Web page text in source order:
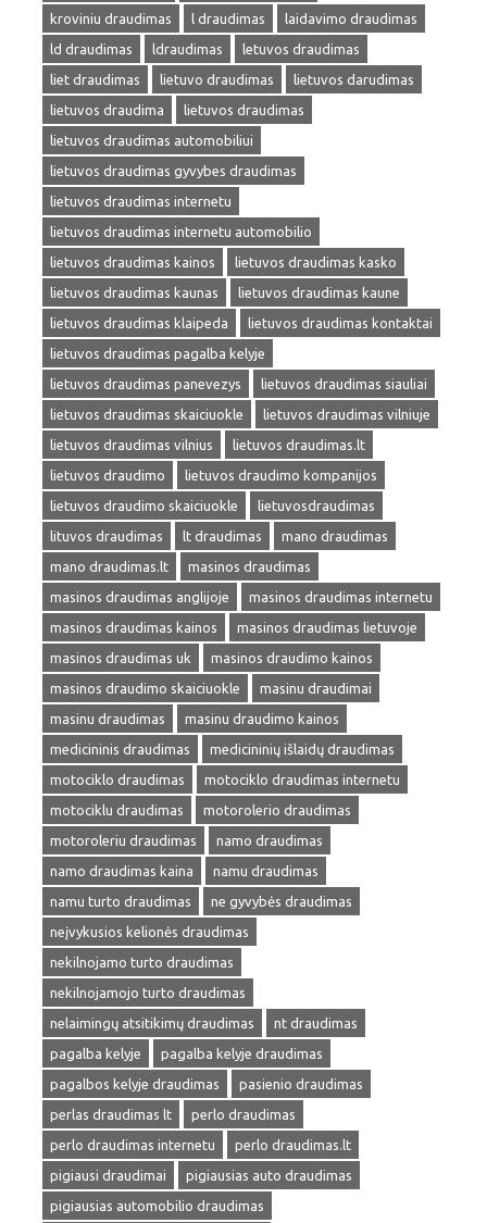
kroviniu draudimas
l draudimas
laidavimo draudimas
ld draudimas
ldraudimas
letuvos draudimas
liet draudimas
lietuvo draudimas
lietuvos darudimas
lietuvos draudima
lietuvos draudimas
lietuvos draudimas automobiliui
lietuvos draudimas gyvybes draudimas
lietuvos draudimas internetu
lietuvos draudimas internetu automobilio
lietuvos draudimas kainos
lietuvos draudimas kasko
lietuvos draudimas kaunas
lietuvos draudimas kaune
lietuvos draudimas klaipeda
lietuvos draudimas kontaktai
lietuvos draudimas pagalba kelyje
lietuvos draudimas panevezys
lietuvos draudimas siauliai
lietuvos draudimas skaiciuokle
lietuvos draudimas vilniuje
lietuvos draudimas vilnius
lietuvos draudimas.lt
lietuvos draudimo
lietuvos draudimo kompanijos
lietuvos draudimo skaiciuokle
lietuvosdraudimas
lituvos draudimas
lt draudimas
mano draudimas
mano draudimas.lt
masinos draudimas
masinos draudimas anglijoje
masinos draudimas internetu
masinos draudimas kainos
masinos draudimas lietuvoje
masinos draudimas uk
masinos draudimo kainos
masinos draudimo skaiciuokle
masinu draudimai
masinu draudimas
masinu draudimo kainos
medicininis draudimas
medicininių išlaidų draudimas
motociklo draudimas
motociklo draudimas internetu
motociklu draudimas
motorolerio draudimas
motoroleriu draudimas
namo draudimas
namo draudimas kaina
namu draudimas
namu turto draudimas
ne gyvybės draudimas
neįvykusios kelionės draudimas
nekilnojamo turto draudimas
nekilnojamojo turto draudimas
nelaimingų atsitikimų draudimas
nt draudimas
pagalba kelyje
pagalba kelyje draudimas
pagalbos kelyje draudimas
pasienio draudimas
perlas draudimas lt
perlo draudimas
perlo draudimas internetu
perlo draudimas.lt
pigiausi draudimai
pigiausias auto draudimas
pigiausias automobilio draudimas